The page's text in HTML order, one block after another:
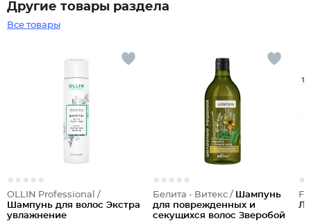
Другие товары раздела
Все товары
OLLIN Professional /
Шампунь для волос Экстра
увлажнение
Белита - Витекс / Шампунь
для поврежденных и
секущихся волос Зверобой